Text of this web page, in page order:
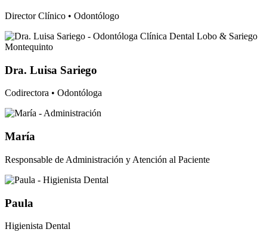
Director Clínico • Odontólogo
Dra. Luisa Sariego
Codirectora • Odontóloga
María
Responsable de Administración y Atención al Paciente
Paula
Higienista Dental